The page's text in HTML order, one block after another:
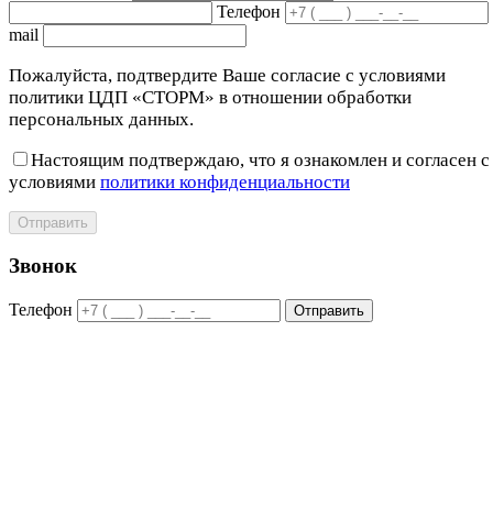
Телефон
mail
Пожалуйста, подтвердите Ваше согласие с условиями
политики ЦДП «СТОРМ» в отношении обработки
персональных данных.
Настоящим подтверждаю, что я ознакомлен и согласен с
условиями политики конфиденциальности
Отправить
Звонок
Телефон Отправить